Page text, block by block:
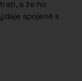
a že ho
spojené s